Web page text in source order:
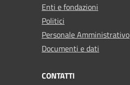
Enti e fondazioni
Politici
Personale Amministrativo
Documenti e dati
CONTATTI